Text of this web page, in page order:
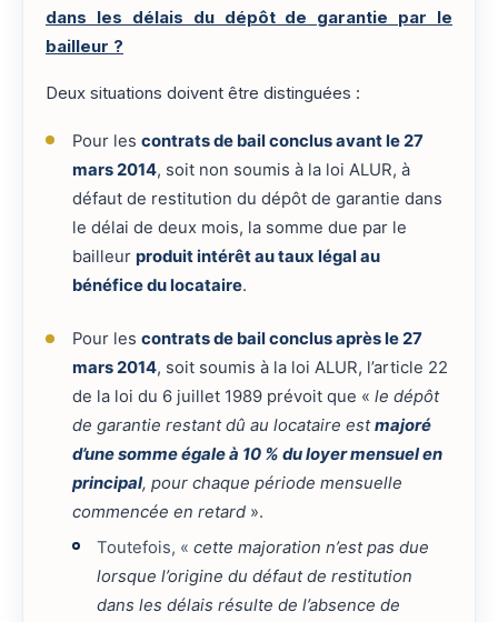
dans les délais du dépôt de garantie par le
bailleur ?
Deux situations doivent être distinguées :
Pour les contrats de bail conclus avant le 27
mars 2014, soit non soumis à la loi ALUR, à
défaut de restitution du dépôt de garantie dans
le délai de deux mois, la somme due par le
bailleur produit intérêt au taux légal au
bénéfice du locataire.
Pour les contrats de bail conclus après le 27
mars 2014, soit soumis à la loi ALUR, l’article 22
de la loi du 6 juillet 1989 prévoit que « le dépôt
de garantie restant dû au locataire estmajoré
d’une somme égale à 10 % du loyer mensuel en
principal, pour chaque période mensuelle
commencée en retard».
Toutefois, «cette majoration n’est pas due
lorsque l’origine du défaut de restitution
dans les délais résulte de l’absence de